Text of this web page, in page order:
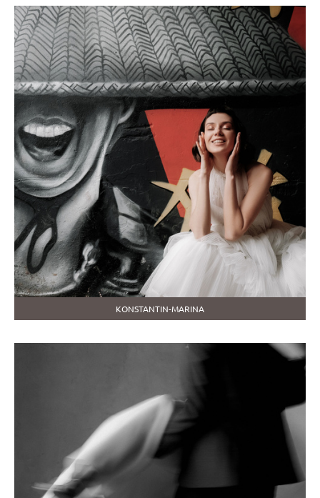
KONSTANTIN-MARINA